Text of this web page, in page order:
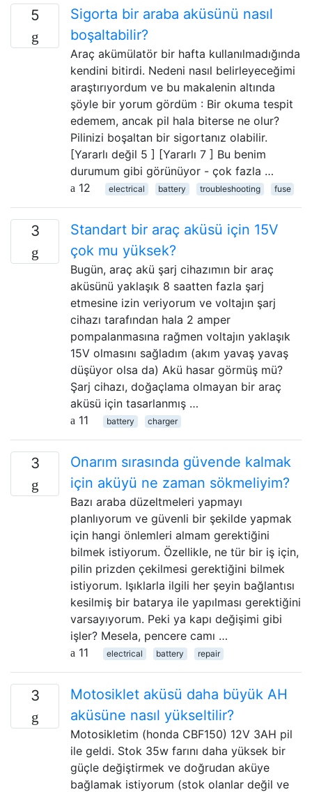
5
Sigorta bir araba aküsünü nasıl
boşaltabilir?
Araç akümülatör bir hafta kullanılmadığında
kendini bitirdi. Nedeni nasıl belirleyeceğimi
araştırıyordum ve bu makalenin altında
şöyle bir yorum gördüm : Bir okuma tespit
edemem, ancak pil hala biterse ne olur?
Pilinizi boşaltan bir sigortanız olabilir.
[Yararlı değil 5 ] [Yararlı 7 ] Bu benim
durumum gibi görünüyor - çok fazla …
12
electrical battery troubleshooting fuse
3
Standart bir araç aküsü için 15V
çok mu yüksek?
Bugün, araç akü şarj cihazımın bir araç
aküsünü yaklaşık 8 saatten fazla şarj
etmesine izin veriyorum ve voltajın şarj
cihazı tarafından hala 2 amper
pompalanmasına rağmen voltajın yaklaşık
15V olmasını sağladım (akım yavaş yavaş
düşüyor olsa da) Akü hasar görmüş mü?
Şarj cihazı, doğaçlama olmayan bir araç
aküsü için tasarlanmış …
11
battery charger
3
Onarım sırasında güvende kalmak
için aküyü ne zaman sökmeliyim?
Bazı araba düzeltmeleri yapmayı
planlıyorum ve güvenli bir şekilde yapmak
için hangi önlemleri almam gerektiğini
bilmek istiyorum. Özellikle, ne tür bir iş için,
pilin prizden çekilmesi gerektiğini bilmek
istiyorum. Işıklarla ilgili her şeyin bağlantısı
kesilmiş bir batarya ile yapılması gerektiğini
varsayıyorum. Peki ya kapı değişimi gibi
işler? Mesela, pencere camı …
11
electrical battery repair
3
Motosiklet aküsü daha büyük AH
aküsüne nasıl yükseltilir?
Motosikletim (honda CBF150) 12V 3AH pil
ile geldi. Stok 35w farını daha yüksek bir
güçle değiştirmek ve doğrudan aküye
bağlamak istiyorum (stok olanlar değil ve